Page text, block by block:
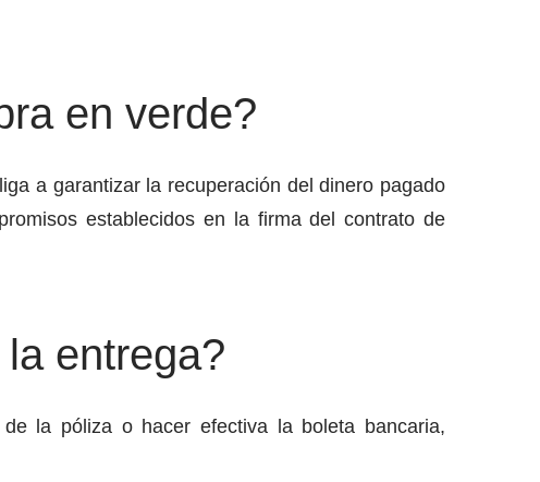
en verde?
a garantizar la recuperación del dinero pagado
establecidos en la firma del contrato de
entrega?
la póliza o hacer efectiva la boleta bancaria,